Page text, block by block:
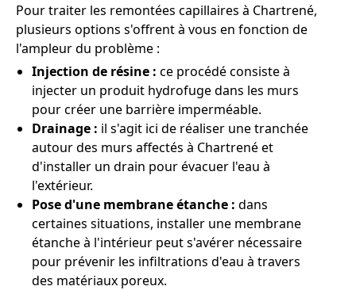
Pour traiter les remontées capillaires à Chartrené,
plusieurs options s'offrent à vous en fonction de
l'ampleur du problème :
Injection de résine : ce procédé consiste à
injecter un produit hydrofuge dans les murs
pour créer une barrière imperméable.
Drainage : il s'agit ici de réaliser une tranchée
autour des murs affectés à Chartrené et
d'installer un drain pour évacuer l'eau à
l'extérieur.
Pose d'une membrane étanche : dans
certaines situations, installer une membrane
étanche à l'intérieur peut s'avérer nécessaire
pour prévenir les infiltrations d'eau à travers
des matériaux poreux.